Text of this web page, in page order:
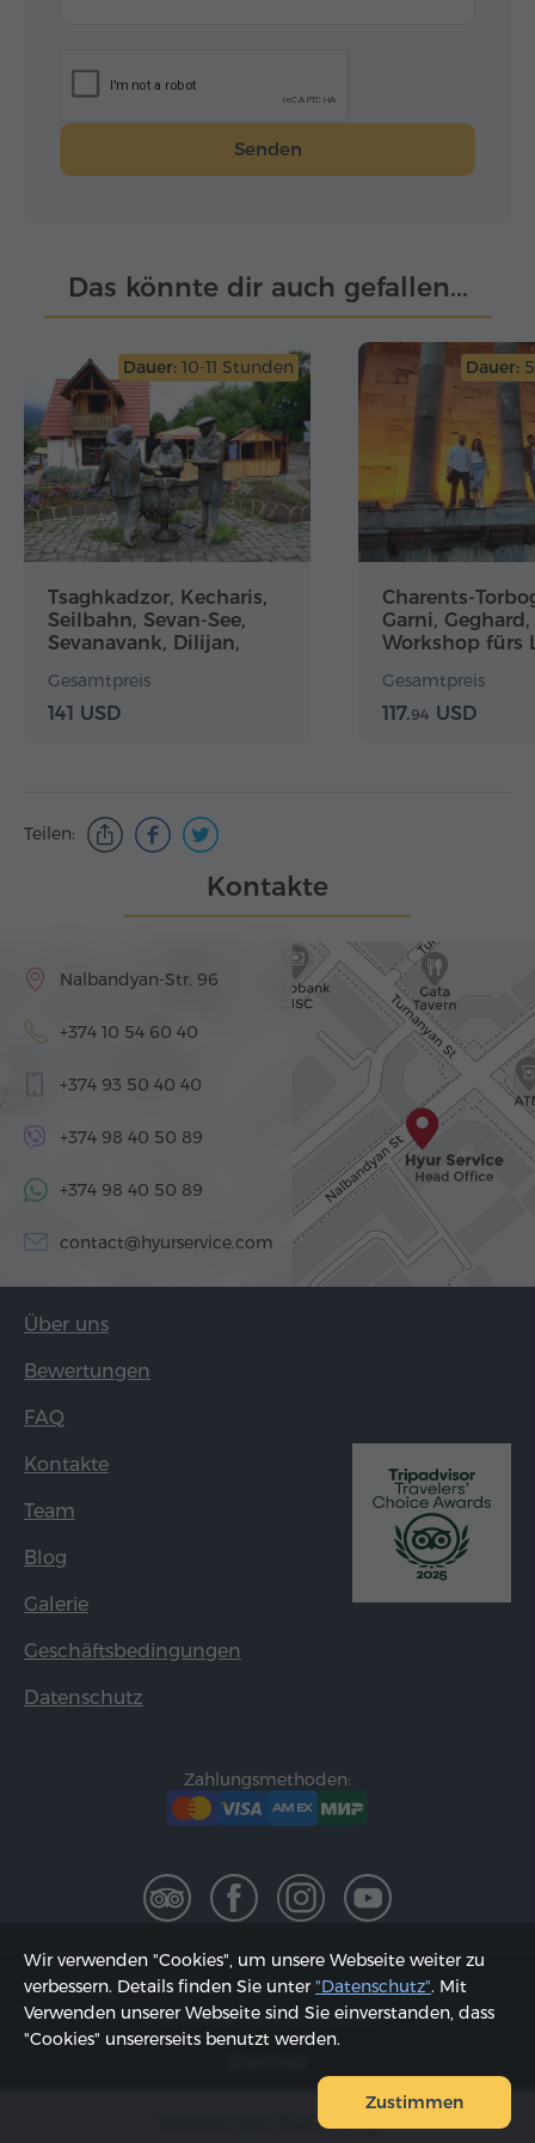
Senden
Das könnte dir auch gefallen...
Dauer: 10-11 Stunden
Tsaghkadzor, Kecharis,
Seilbahn, Sevan-See,
Sevanavank, Dilijan,
Gesamtpreis
141 USD
Dauer:
Charents-
Garni, Geghard,
Workshop fürs
Gesamtpreis
117.94 USD
Teilen:
Weiter zur Buchung
Kontakte
Nalbandyan-Str. 96
+374 10 54 60 40
+374 93 50 40 40
+374 98 40 50 89
+374 98 40 50 89
contact@hyurservice.com
Über uns
Bewertungen
FAQ
Kontakte
Team
Blog
Galerie
Geschäftsbedingungen
Datenschutz
Zahlungsmethoden:
2002 - 2026, © "Hyur Service" GmbH;
Aktualisiert am 08.08.2026
Wir verwenden "Cookies", um unsere Webseite weiter zu
verbessern. Details finden Sie unter"Datenschutz". Mit
Verwenden unserer Webseite sind Sie einverstanden, dass
"Cookies" unsererseits benutzt werden.
Zustimmen